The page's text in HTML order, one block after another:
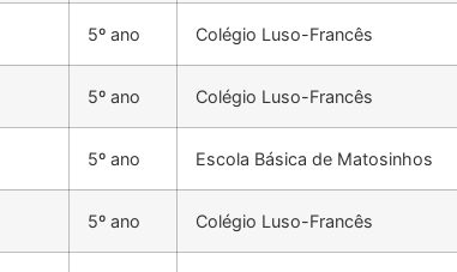
5º ano Colégio Luso-Francês
5º ano Colégio Luso-Francês
5º ano Escola Básica de Matosinhos
5º ano Colégio Luso-Francês